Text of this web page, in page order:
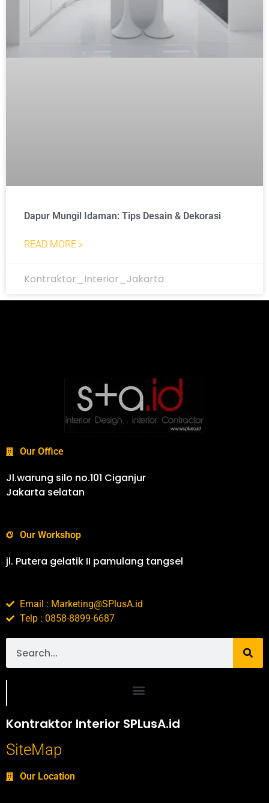
Dapur Mungil Idaman: Tips Desain & Dekorasi
READ MORE »
Kontraktor_Interior_Jakarta
Our Office
Jl.warung silo no.101 Ciganjur
Jakarta selatan
Our Workshop
jl. Putera gelatik II pamulang tangsel
Email : Marketing@SPlusA.id
Telp : 0858-8899-6687
Kontraktor Interior SPLusA.id
SiteMap
Our Location